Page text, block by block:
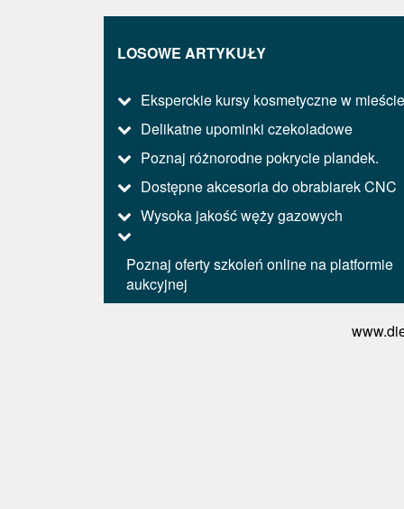
LOSOWE ARTYKUŁY
Eksperckie kursy kosmetyczne w mieście
Delikatne upominki czekoladowe
Poznaj różnorodne pokrycie plandek.
Dostępne akcesoria do obrabiarek CNC
Wysoka jakość węży gazowych
Poznaj oferty szkoleń online na platformie
aukcyjnej